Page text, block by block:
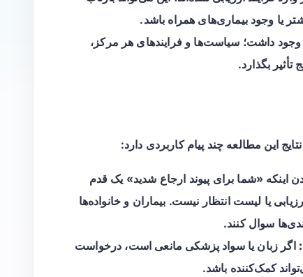
یا وجود بیماری‌های همراه باشد.
داشت؛ سیاست‌ها و فرایندهای هر مرکز،
بگذارد.
این مطالعه چند پیام کاربردی دارد:
اینکه «شما برای پیوند ارجاع شدید» یک قدم
یا لیست انتظار نیست. بیماران و خانواده‌ها
سوال کنند.
اگر زبان یا سواد پزشکی مانعی است، درخواست
کمک‌کننده باشد.